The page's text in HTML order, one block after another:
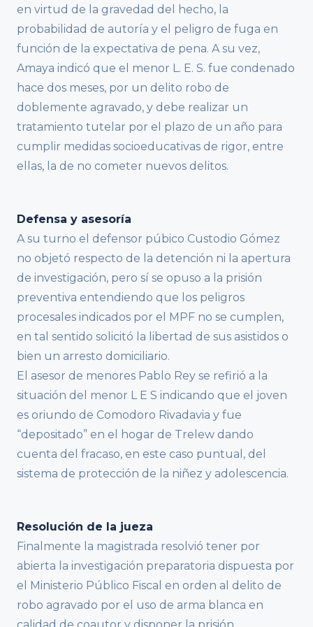
en virtud de la gravedad del hecho, la
probabilidad de autoría y el peligro de fuga en
función de la expectativa de pena. A su vez,
Amaya indicó que el menor L. E. S. fue condenado
hace dos meses, por un delito robo de
doblemente agravado, y debe realizar un
tratamiento tutelar por el plazo de un año para
cumplir medidas socioeducativas de rigor, entre
ellas, la de no cometer nuevos delitos.
Defensa y asesoría
A su turno el defensor púbico Custodio Gómez
no objetó respecto de la detención ni la apertura
de investigación, pero sí se opuso a la prisión
preventiva entendiendo que los peligros
procesales indicados por el MPF no se cumplen,
en tal sentido solicitó la libertad de sus asistidos o
bien un arresto domiciliario.
El asesor de menores Pablo Rey se refirió a la
situación del menor L E S indicando que el joven
es oriundo de Comodoro Rivadavia y fue
“depositado” en el hogar de Trelew dando
cuenta del fracaso, en este caso puntual, del
sistema de protección de la niñez y adolescencia.
Resolución de la jueza
Finalmente la magistrada resolvió tener por
abierta la investigación preparatoria dispuesta por
el Ministerio Público Fiscal en orden al delito de
robo agravado por el uso de arma blanca en